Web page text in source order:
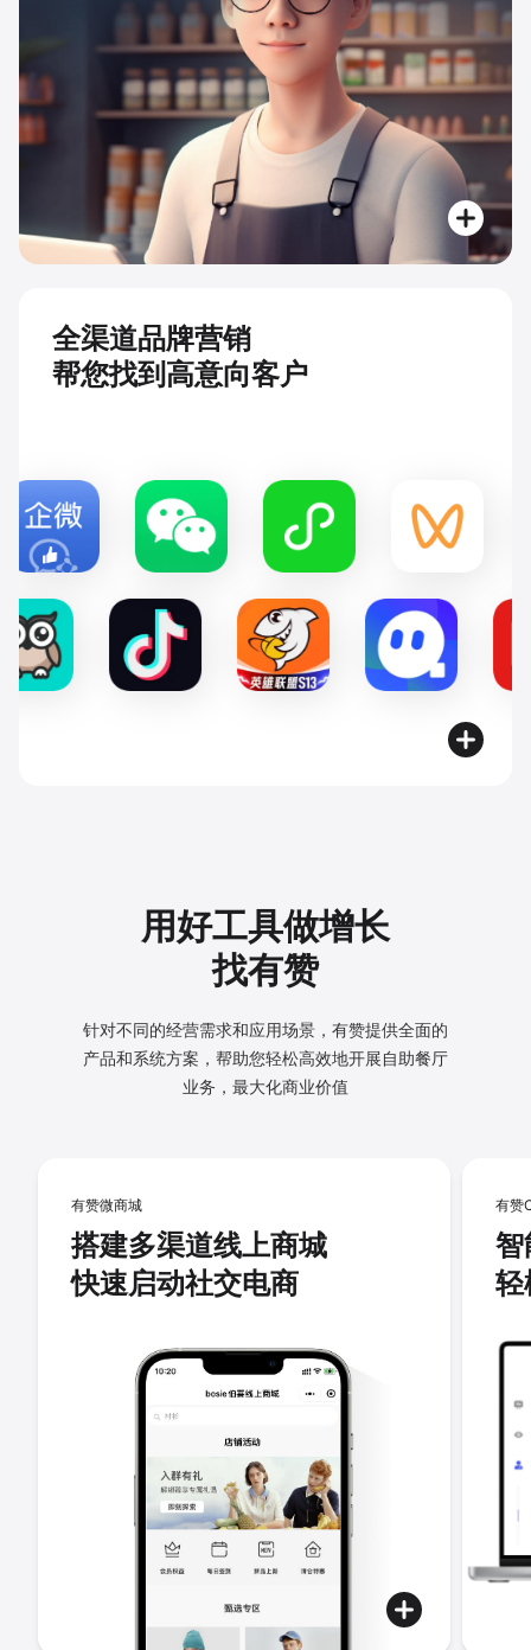
全渠道品牌营销
帮您找到高意向客户
用好工具做增长
找有赞
针对不同的经营需求和应用场景，有赞提供全面的
产品和系统方案， 帮助您轻松高效地开展自助餐厅
业务，最大化商业价值
有赞微商城
搭建多渠道线上商城
快速启动社交电商
有赞
智
轻